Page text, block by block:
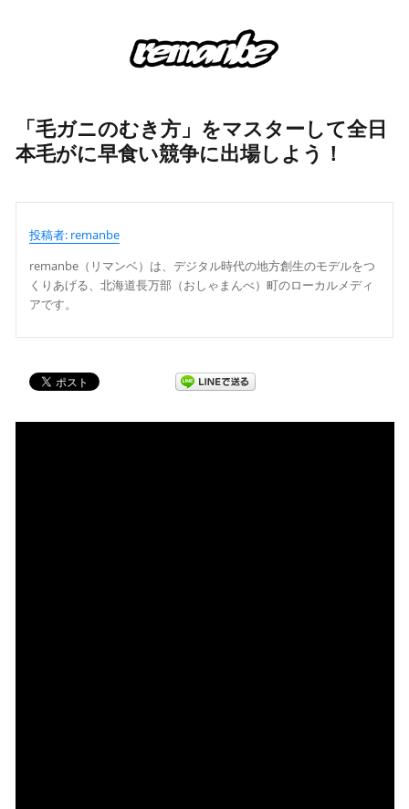
「毛ガニのむき方」をマスターして全日
本毛がに早食い競争に出場しよう！
投稿者: remanbe
remanbe（リマンベ）は、デジタル時代の地方創生のモデルをつ
くりあげる、北海道長万部（おしゃまんべ）町のローカルメディ
アです。